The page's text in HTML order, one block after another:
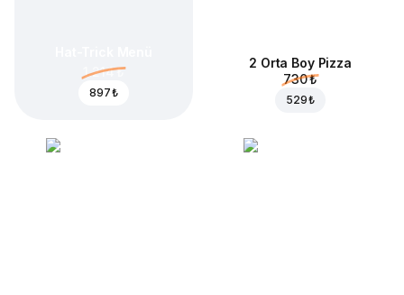
1.214 ₺
897 ₺
2 Orta Boy Pizza
730 ₺
529 ₺